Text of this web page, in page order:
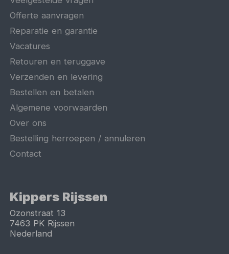
Offerte aanvragen
Reparatie en garantie
Vacatures
Retouren en teruggave
Verzenden en levering
Bestellen en betalen
Algemene voorwaarden
Over ons
Bestelling herroepen / annuleren
Contact
Kippers Rijssen
Ozonstraat 13
7463 PK Rijssen
Nederland